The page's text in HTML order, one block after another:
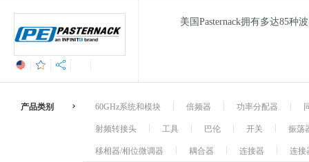
美国Pasternack拥有多达85种
产品类别 60GHz系统和模块 倍频器 功率分配器
射频转接头
工具 巴伦 开关
振荡
移相器/相位微调器
耦合器 连接器 连接